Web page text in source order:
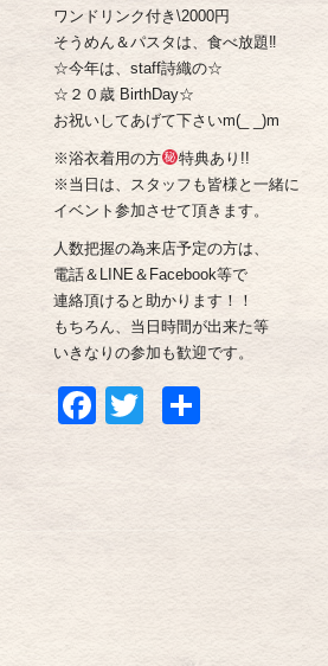
ワンドリンク付き\2000円
そうめん＆パスタは、食べ放題‼︎
☆今年は、staff詩織の☆
☆２０歳 BirthDay☆
お祝いしてあげて下さいm(_ _)m
※浴衣着用の方
特典あり!!
※当日は、スタッフも皆様と一緒に
イベント参加させて頂きます。
人数把握の為来店予定の方は、
電話＆LINE＆Facebook等で
連絡頂けると助かります！！
もちろん、当日時間が出来た等
いきなりの参加も歓迎です。
Facebook
Twitter